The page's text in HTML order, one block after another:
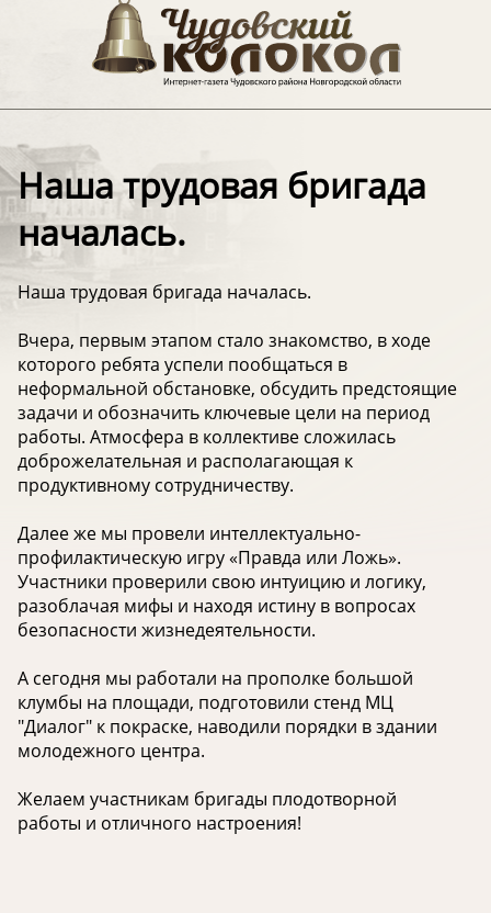
Наша трудовая бригада
началась.
Наша трудовая бригада началась.
Вчера, первым этапом стало знакомство, в ходе
которого ребята успели пообщаться в
неформальной обстановке, обсудить предстоящие
задачи и обозначить ключевые цели на период
работы. Атмосфера в коллективе сложилась
доброжелательная и располагающая к
продуктивному сотрудничеству.
Далее же мы провели интеллектуально-
профилактическую игру «Правда или Ложь».
Участники проверили свою интуицию и логику,
разоблачая мифы и находя истину в вопросах
безопасности жизнедеятельности.
А сегодня мы работали на прополке большой
клумбы на площади, подготовили стенд МЦ
"Диалог" к покраске, наводили порядки в здании
молодежного центра.
Желаем участникам бригады плодотворной
работы и отличного настроения!